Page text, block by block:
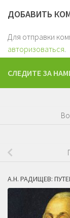
ДОБАВИТЬ
Для отправки
авторизоваться
СЛЕДИТЕ ЗА
А.Н. РАДИЩЕВ: